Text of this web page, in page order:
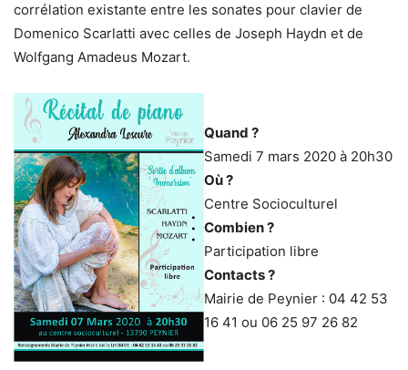
corrélation existante entre les sonates pour clavier de
Domenico Scarlatti avec celles de Joseph Haydn et de
Wolfgang Amadeus Mozart.
Quand ?
Samedi 7 mars 2020 à 20h30
Où ?
Centre Socioculturel
Combien ?
Participation libre
Contacts ?
Mairie de Peynier : 04 42 53
16 41 ou 06 25 97 26 82